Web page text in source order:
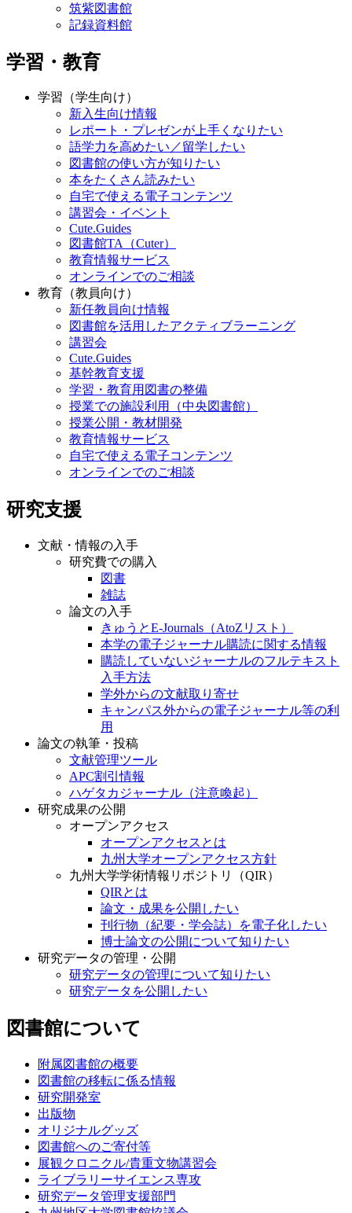
筑紫図書館
記録資料館
学習・教育
学習（学生向け）
新入生向け情報
レポート・プレゼンが上手くなりたい
語学力を高めたい／留学したい
図書館の使い方が知りたい
本をたくさん読みたい
自宅で使える電子コンテンツ
講習会・イベント
Cute.Guides
図書館TA（Cuter）
教育情報サービス
オンラインでのご相談
教育（教員向け）
新任教員向け情報
図書館を活用したアクティブラーニング
講習会
Cute.Guides
基幹教育支援
学習・教育用図書の整備
授業での施設利用（中央図書館）
授業公開・教材開発
教育情報サービス
自宅で使える電子コンテンツ
オンラインでのご相談
研究支援
文献・情報の入手
研究費での購入
図書
雑誌
論文の入手
きゅうとE-Journals（AtoZリスト）
本学の電子ジャーナル購読に関する情報
購読していないジャーナルのフルテキスト
入手方法
学外からの文献取り寄せ
キャンパス外からの電子ジャーナル等の利
用
論文の執筆・投稿
文献管理ツール
APC割引情報
ハゲタカジャーナル（注意喚起）
研究成果の公開
オープンアクセス
オープンアクセスとは
九州大学オープンアクセス方針
九州大学学術情報リポジトリ（QIR）
QIRとは
論文・成果を公開したい
刊行物（紀要・学会誌）を電子化したい
博士論文の公開について知りたい
研究データの管理・公開
研究データの管理について知りたい
研究データを公開したい
図書館について
附属図書館の概要
図書館の移転に係る情報
研究開発室
出版物
オリジナルグッズ
図書館へのご寄付等
展観クロニクル/貴重文物講習会
ライブラリーサイエンス専攻
研究データ管理支援部門